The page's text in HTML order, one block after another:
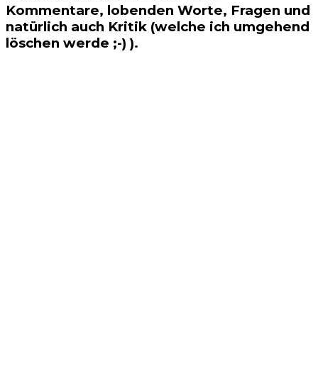
Kommentare, lobenden Worte, Fragen und
natürlich auch Kritik (welche ich umgehend
löschen werde ;-) ).